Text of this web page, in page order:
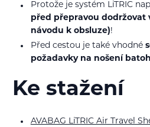
Protože je systém LiTRIC
před přepravou dodržovat
návodu k obsluze)!
Před cestou je také vhodné
požadavky na nošení
Ke stažení
AVABAG LiTRIC Air Travel